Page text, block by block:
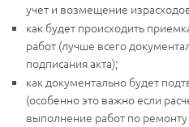
учет и возмещение
как будет происходить
работ (лучше всего
подписания акта);
как документально будет
(особенно это важно если
выполнение работ по ремонту